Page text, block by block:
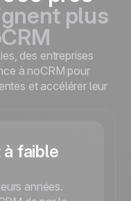
plus
des entreprises
à noCRM pour
et accélérer leur
faible
années.